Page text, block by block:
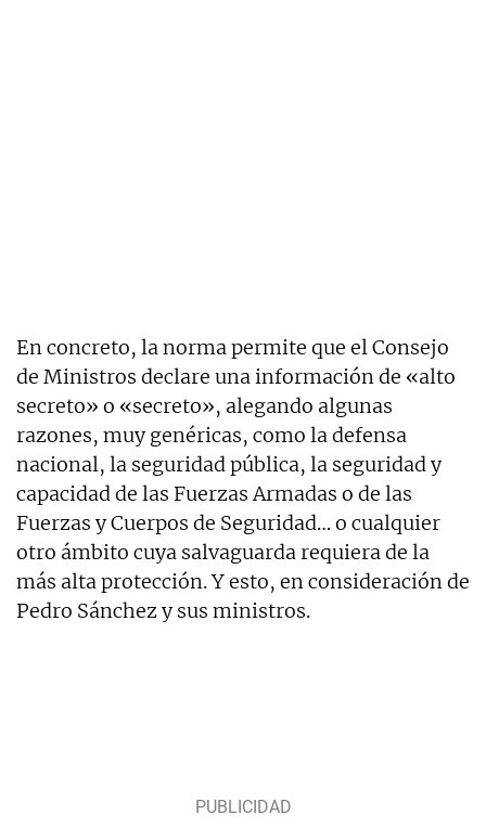
En concreto, la norma permite que el Consejo
de Ministros declare una información de «alto
secreto» o «secreto», alegando algunas
razones, muy genéricas, como la defensa
nacional, la seguridad pública, la seguridad y
capacidad de las Fuerzas Armadas o de las
Fuerzas y Cuerpos de Seguridad… o cualquier
otro ámbito cuya salvaguarda requiera de la
más alta protección. Y esto, en consideración de
Pedro Sánchez y sus ministros.